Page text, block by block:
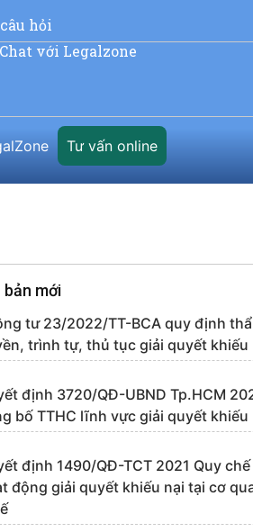
hỏi
Chat với Legalzone
Tư vấn online
bản mới
tư 23/2022/TT-BCA quy định
trình tự, thủ tục giải quyết khiếu
định 3720/QĐ-UBND Tp.HCM
bố TTHC lĩnh vực giải quyết khiếu
định 1490/QĐ-TCT 2021 Quy
động giải quyết khiếu nại tại cơ